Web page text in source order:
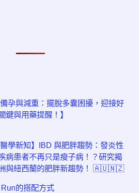
備孕與減重：擺脫多囊困擾，迎接好
鍵與用藥提醒！】
學新知】IBD 與肥胖趨勢：發炎性
病患者不再只是瘦子病！？研究揭
與紐西蘭的肥胖新趨勢！ 🇦🇺🇳🇿
的搭配方式